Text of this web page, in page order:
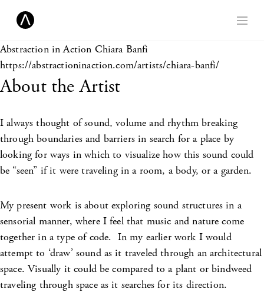
Abstraction in Action Chiara Banfi
https://abstractioninaction.com/artists/chiara-banfi/
About the Artist
I always thought of sound, volume and rhythm breaking
through boundaries and barriers in search for a place by
looking for ways in which to visualize how this sound could
be “seen” if it were traveling in a room, a body, or a garden.
My present work is about exploring sound structures in a
sensorial manner, where I feel that music and nature come
together in a type of code. In my earlier work I would
attempt to ‘draw’ sound as it traveled through an architectural
space. Visually it could be compared to a plant or bindweed
traveling through space as it searches for its direction.